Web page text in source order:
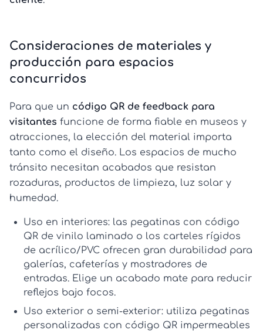
Consideraciones de materiales y
producción para espacios
concurridos
Para que un código QR de feedback para
visitantes funcione de forma fiable en museos y
atracciones, la elección del material importa
tanto como el diseño. Los espacios de mucho
tránsito necesitan acabados que resistan
rozaduras, productos de limpieza, luz solar y
humedad.
Uso en interiores: las pegatinas con código
QR de vinilo laminado o los carteles rígidos
de acrílico/PVC ofrecen gran durabilidad para
galerías, cafeterías y mostradores de
entradas. Elige un acabado mate para reducir
reflejos bajo focos.
Uso exterior o semi-exterior: utiliza pegatinas
personalizadas con código QR impermeables